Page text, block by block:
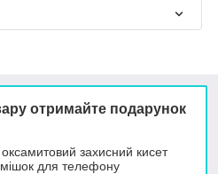
отримайте подарунок
захисний кисет
для телефону